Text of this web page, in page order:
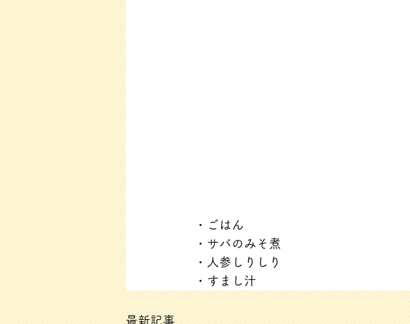
・ごはん
・サバのみそ煮
・人参しりしり
・すまし汁
最新記事